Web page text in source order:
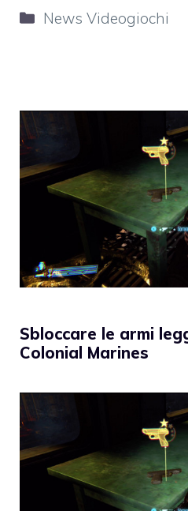
Categorie
News Videogiochi
Sbloccare le armi
Colonial Marines